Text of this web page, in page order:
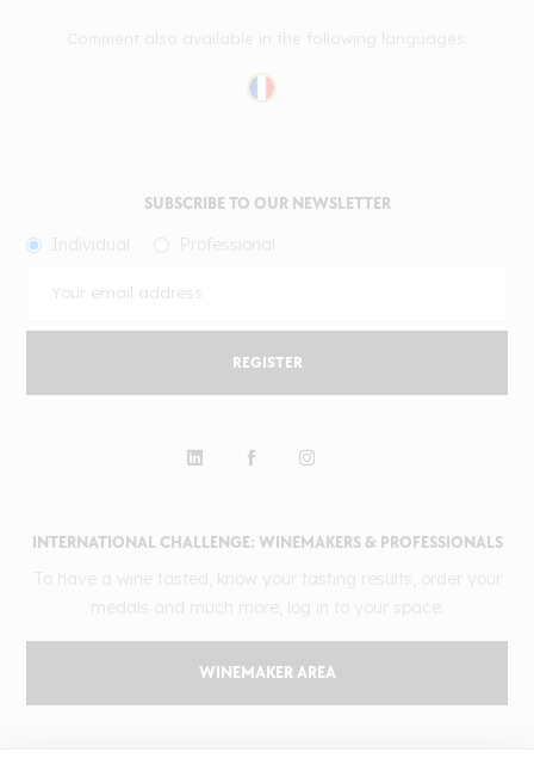
INTERNATIONAL CHALLENGE: WINEMAKERS & PROFESSIONALS
WINEMAKER AREA
SUBSCRIBE TO OUR NEWSLETTER
REGISTER